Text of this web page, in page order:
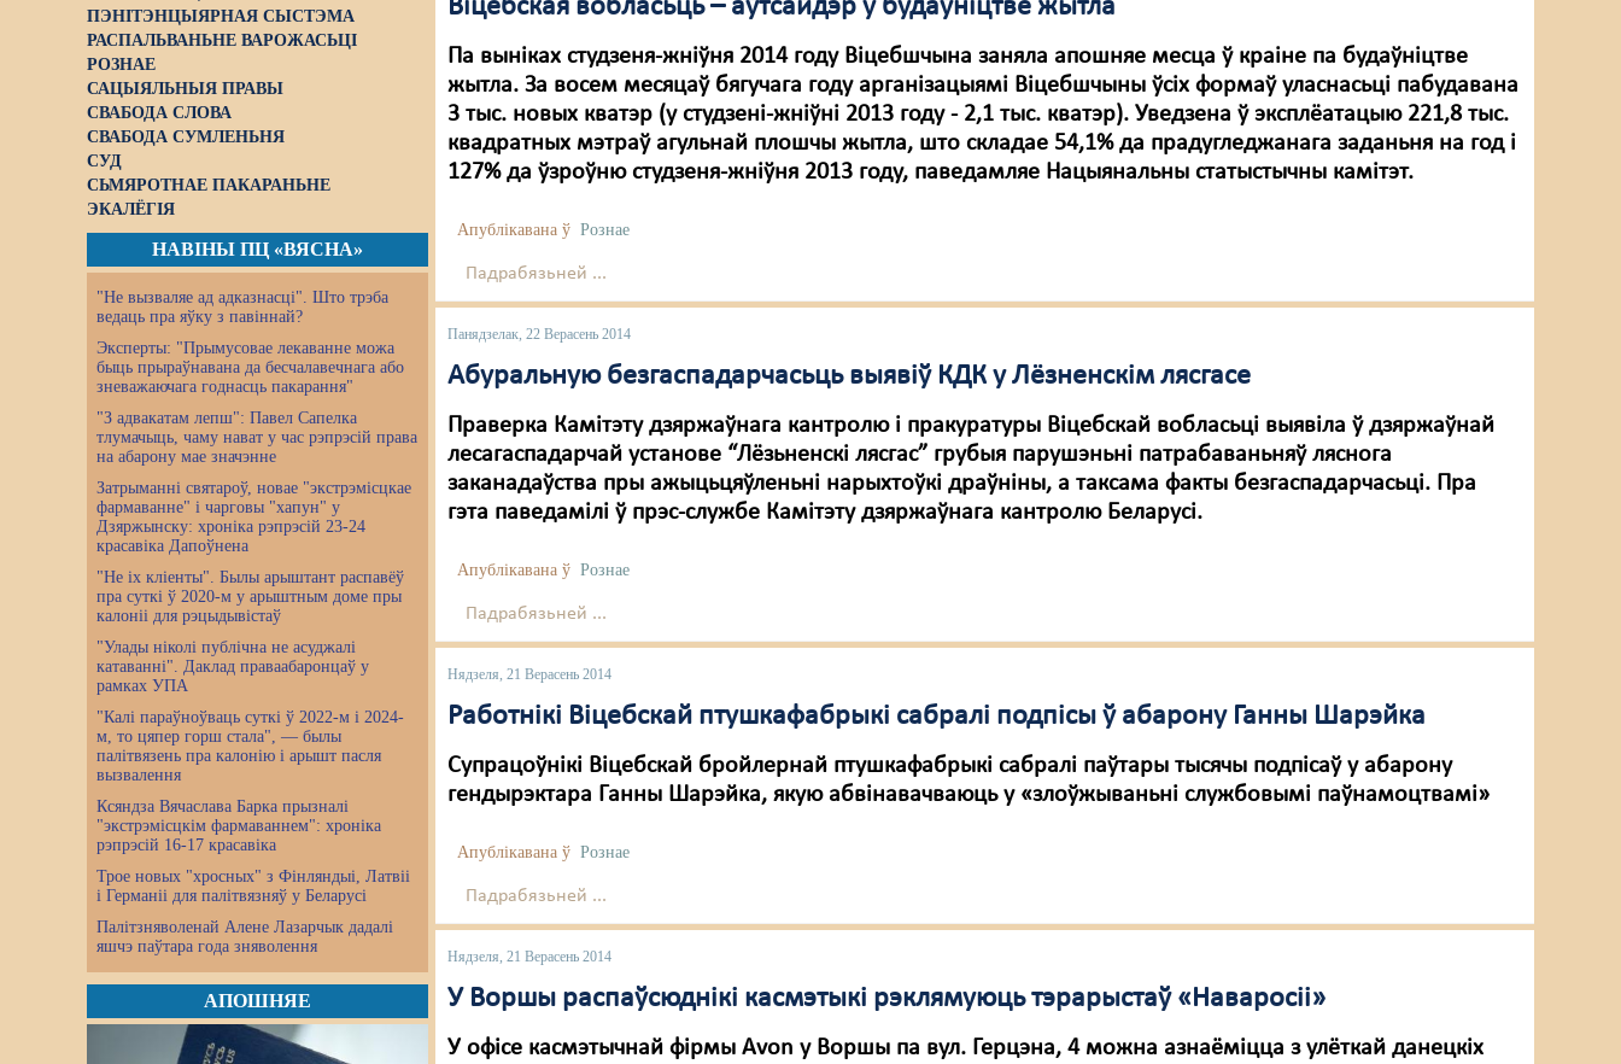
ПЭНІТЭНЦЫЯРНАЯ СЫСТЭМА
РАСПАЛЬВАНЬНЕ ВАРОЖАСЬЦІ
РОЗНАЕ
САЦЫЯЛЬНЫЯ ПРАВЫ
СВАБОДА СЛОВА
СВАБОДА СУМЛЕНЬНЯ
СУД
СЬМЯРОТНАЕ ПАКАРАНЬНЕ
ЭКАЛЁГІЯ
НАВІНЫ ПЦ «ВЯСНА»
"Не вызваляе ад адказнасці". Што трэба
ведаць пра яўку з павіннай?
Эксперты: "Прымусовае лекаванне можа
быць прыраўнавана да бесчалавечнага або
зневажаючага годнасць пакарання"
"З адвакатам лепш": Павел Сапелка
тлумачыць, чаму нават у час рэпрэсій права
на абарону мае значэнне
Затрыманні святароў, новае "экстрэмісцкае
фармаванне" і чарговы "хапун" у
Дзяржынску: хроніка рэпрэсій 23-24
красавіка Дапоўнена
"Не іх кліенты". Былы арыштант распавёў
пра суткі ў 2020-м у арыштным доме пры
калоніі для рэцыдывістаў
"Улады ніколі публічна не асуджалі
катаванні". Даклад праваабаронцаў у
рамках УПА
"Калі параўноўваць суткі ў 2022-м і 2024-
м, то цяпер горш стала", — былы
палітвязень пра калонію і арышт пасля
вызвалення
Ксяндза Вячаслава Барка прызналі
"экстрэмісцкім фармаваннем": хроніка
рэпрэсій 16-17 красавіка
Трое новых "хросных" з Фінляндыі, Латвіі
і Германіі для палітвязняў у Беларусі
Палітзняволенай Алене Лазарчык дадалі
яшчэ паўтара года зняволення
АПОШНЯЕ
Віцебская вобласьць – аўтсайдэр у будаўніцтве жытла
Па выніках студзеня-жніўня 2014 году Віцебшчына заняла апошняе месца ў краіне па будаўніцтве
жытла. За восем месяцаў бягучага году арганізацыямі Віцебшчыны ўсіх формаў уласнасьці пабудавана
3 тыс. новых кватэр (у студзені-жніўні 2013 году - 2,1 тыс. кватэр). Уведзена ў эксплёатацыю 221,8 тыс.
квадратных мэтраў агульнай плошчы жытла, што складае 54,1% да прадугледжанага заданьня на год і
127% да ўзроўню студзеня-жніўня 2013 году, паведамляе Нацыянальны статыстычны камітэт.
Апублікавана ў Рознае
Падрабязьней ...
Панядзелак, 22 Верасень 2014
Абуральную безгаспадарчасьць выявіў КДК у Лёзненскім лясгасе
Праверка Камітэту дзяржаўнага кантролю і пракуратуры Віцебскай вобласьці выявіла ў дзяржаўнай
лесагаспадарчай установе “Лёзьненскі лясгас” грубыя парушэньні патрабаваньняў ляснога
заканадаўства пры ажыцьцяўленьні нарыхтоўкі драўніны, а таксама факты безгаспадарчасьці. Пра
гэта паведамілі ў прэс-службе Камітэту дзяржаўнага кантролю Беларусі.
Апублікавана ў Рознае
Падрабязьней ...
Нядзеля, 21 Верасень 2014
Работнікі Віцебскай птушкафабрыкі сабралі подпісы ў абарону Ганны Шарэйка
Супрацоўнікі Віцебскай бройлернай птушкафабрыкі сабралі паўтары тысячы подпісаў у абарону
гендырэктара Ганны Шарэйка, якую абвінавачваюць у «злоўжываньні службовымі паўнамоцтвамі»
Апублікавана ў Рознае
Падрабязьней ...
Нядзеля, 21 Верасень 2014
У Воршы распаўсюднікі касмэтыкі рэклямуюць тэрарыстаў «Наваросіі»
У офісе касмэтычнай фірмы Avon у Воршы па вул. Герцэна, 4 можна азнаёміцца з улёткай данецкіх